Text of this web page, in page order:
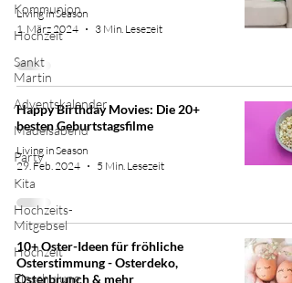
Kommunion
Hochzeit
Sankt
Martin
Adventskalender
Mädelsabend
Party
Kita
Hochzeits-
Mitgebsel
Hochzeit
Einschulung
Living in Season
1. März 2024
3 Min. Lesezeit
Happy Birthday Movies: Die 20+
besten Geburtstagsfilme
Living in Season
29. Feb. 2024
5 Min. Lesezeit
10+ Oster-Ideen für fröhliche
Osterstimmung - Osterdeko,
Osterbrunch & mehr